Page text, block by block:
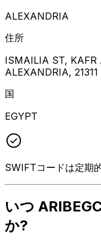
ALEXANDRIA
住所
ISMAILIA ST, KAFR
ALEXANDRIA, 21311
国
EGYPT
SWIFTコードは定期
いつ
か?